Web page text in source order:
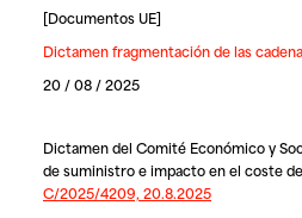
[Documentos UE]
Dictamen fragmentación de las
20 / 08 / 2025
Dictamen del Comité Económico y
de suministro e impacto en el coste
C/2025/4209, 20.8.2025